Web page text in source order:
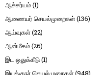
ஆச்சர்யம்(1)
ஆணையர் செயல்முறைகள்(136)
ஆய்வுகள்(22)
ஆன்மீகம்(26)
இட ஒதுக்கீடு(1)
இயக்குநர் செயல்முறைகள்(948)